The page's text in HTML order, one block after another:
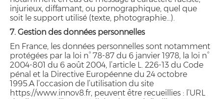
injurieux, diffamant, ou pornographique, quel que
soit le support utilisé (texte, photographie…).
7. Gestion des données personnelles
En France, les données personnelles sont notamment
protégées par la loi n° 78-87 du 6 janvier 1978, la loi n°
2004-801 du 6 août 2004, l’article L. 226-13 du Code
pénal et la Directive Européenne du 24 octobre
1995.A l’occasion de l’utilisation du site
https://www.innov8.fr, peuvent être recueillies : l’URL